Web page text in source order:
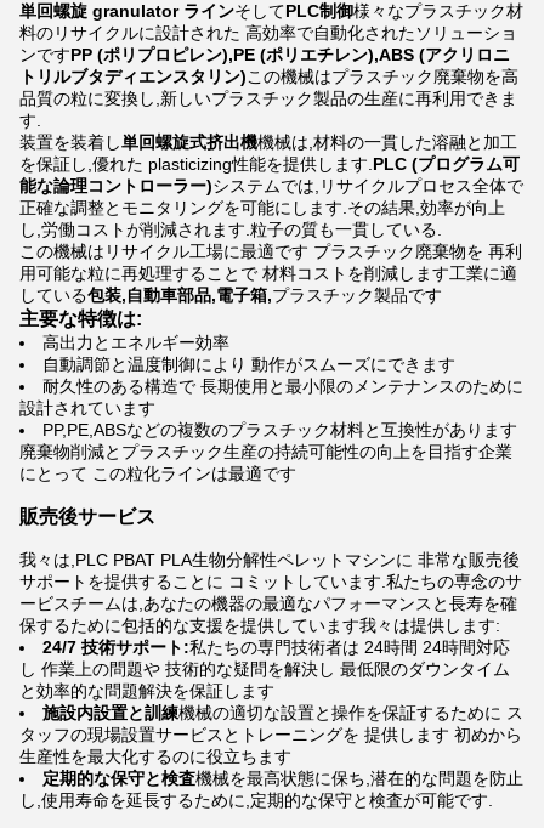
単回螺旋 granulator ラインそしてPLC制御様々なプラスチック材
料のリサイクルに設計された 高効率で自動化されたソリューショ
ンですPP (ポリプロピレン),PE (ポリエチレン),ABS (アクリロニ
トリルブタディエンスタリン)この機械はプラスチック廃棄物を高
品質の粒に変換し,新しいプラスチック製品の生産に再利用できま
す.
装置を装着し単回螺旋式挤出機機械は,材料の一貫した溶融と加工
を保証し,優れた plasticizing性能を提供します. PLC (プログラム可
能な論理コントローラー)システムでは,リサイクルプロセス全体で
正確な調整とモニタリングを可能にします.その結果,効率が向上
し,労働コストが削減されます.粒子の質も一貫している.
この機械はリサイクル工場に最適です プラスチック廃棄物を 再利
用可能な粒に再処理することで 材料コストを削減します工業に適
している包装,自動車部品,電子箱,プラスチック製品です
主要な特徴は:
高出力とエネルギー効率
自動調節と温度制御により 動作がスムーズにできます
耐久性のある構造で 長期使用と最小限のメンテナンスのために
設計されています
PP,PE,ABSなどの複数のプラスチック材料と互換性があります
廃棄物削減とプラスチック生産の持続可能性の向上を目指す企業
にとって この粒化ラインは最適です
販売後サービス
我々は,PLC PBAT PLA生物分解性ペレットマシンに 非常な販売後
サポートを提供することに コミットしています.私たちの専念のサ
ービスチームは,あなたの機器の最適なパフォーマンスと長寿を確
保するために包括的な支援を提供しています我々は提供します:
24/7 技術サポート:私たちの専門技術者は 24時間 24時間対応
し 作業上の問題や 技術的な疑問を解決し 最低限のダウンタイム
と効率的な問題解決を保証します
施設内設置と訓練機械の適切な設置と操作を保証するために ス
タッフの現場設置サービスとトレーニングを 提供します 初めから
生産性を最大化するのに役立ちます
定期的な保守と検査機械を最高状態に保ち,潜在的な問題を防止
し,使用寿命を延長するために,定期的な保守と検査が可能です.